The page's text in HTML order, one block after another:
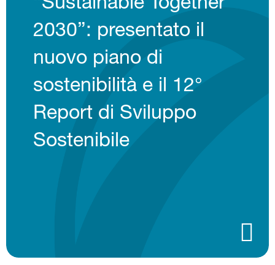
“Sustainable Together
2030”: presentato il
nuovo piano di
sostenibilità e il 12°
Report di Sviluppo
Sostenibile